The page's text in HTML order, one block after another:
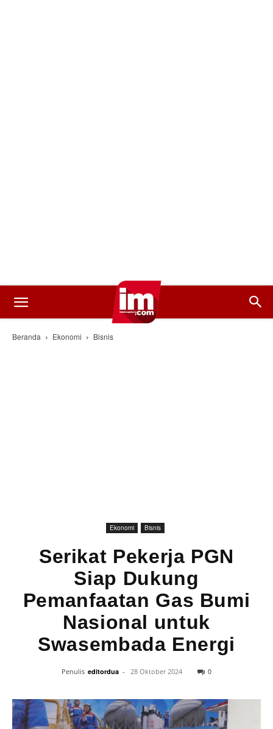
Beranda Ekonomi Bisnis
Ekonomi Bisnis
Serikat Pekerja PGN
Siap Dukung
Pemanfaatan Gas Bumi
Nasional untuk
Swasembada Energi
Penulis editordua - 28 Oktober 2024 0